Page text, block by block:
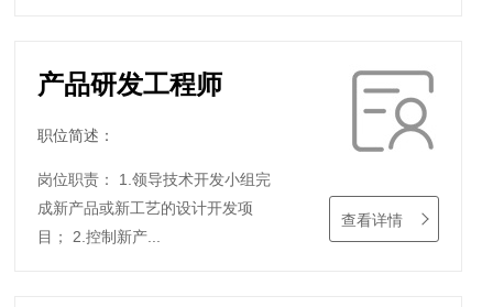
产品研发工程师
职位简述：
岗位职责： 1.领导技术开发小组完
成新产品或新工艺的设计开发项
目； 2.控制新产...
查看详情